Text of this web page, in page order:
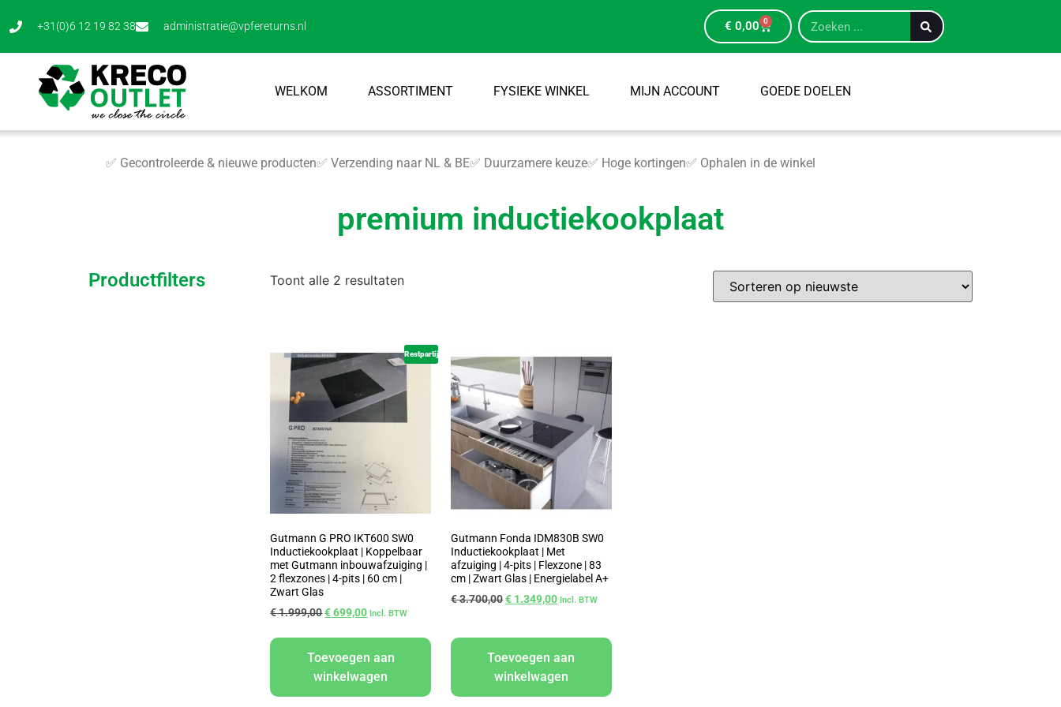
+31(0)6 12 19 82 38 administratie@vpfereturns.nl € 0,00 0
WELKOM ASSORTIMENT FYSIEKE WINKEL MIJN ACCOUNT GOEDE DOELEN
✅ Gecontroleerde & nieuwe producten✅ Verzending naar NL & BE✅ Duurzamere keuze✅ Hoge kortingen✅ Ophalen in de winkel
premium inductiekookplaat
Productfilters Toont alle 2 resultaten
Restpartij
Gutmann G PRO IKT600 SW0
Inductiekookplaat | Koppelbaar
met Gutmann inbouwafzuiging |
2 flexzones | 4-pits | 60 cm |
Zwart Glas
€1.999,00€699,00 Incl. BTW
Toevoegen aan
winkelwagen
Gutmann Fonda IDM830B SW0
Inductiekookplaat | Met
afzuiging | 4-pits | Flexzone | 83
cm | Zwart Glas | Energielabel A+
€3.700,00€ 1.349,00 Incl. BTW
Toevoegen aan
winkelwagen